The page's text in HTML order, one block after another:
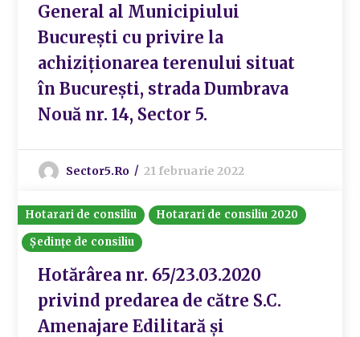
General al Municipiului
București cu privire la
achiziționarea terenului situat
în București, strada Dumbrava
Nouă nr. 14, Sector 5.
Sector5.ro 21 februarie 2022
Hotarari de consiliu
Hotarari de consiliu 2020
Ședințe de consiliu
Hotărârea nr. 65/23.03.2020
privind predarea de către S.C.
Amenajare Edilitară și